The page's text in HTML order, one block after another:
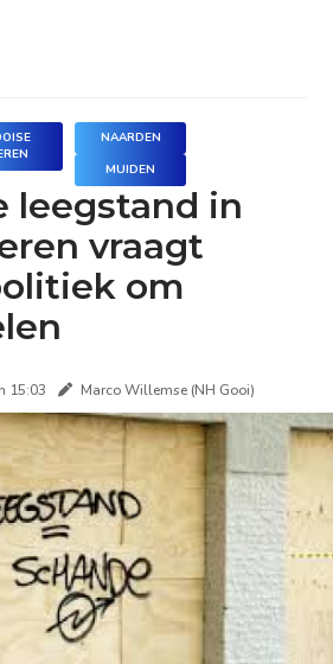
NAARDEN
MUIDEN
leegstand in
vraagt
om
15:03 Marco Willemse (NH Gooi)